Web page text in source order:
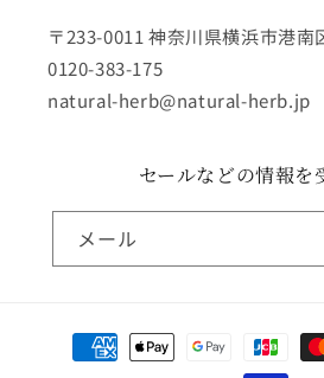
〒233-0011 神奈川県横浜市港南
0120-383-175
natural-herb@natural-herb.jp
セールなどの情報を
メール